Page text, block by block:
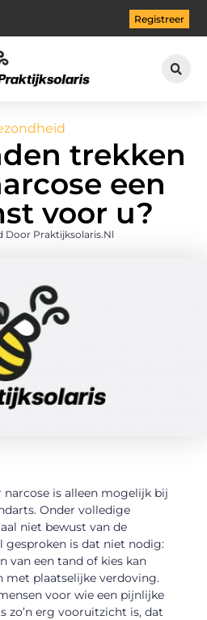
Registreer
trekken
een
voor u?
Door Praktijksolaris.nl
narcose is alleen mogelijk bij
Onder volledige
niet bewust van de
gesproken is dat niet nodig:
van een tand of kies kan
met plaatselijke verdoving.
voor wie een pijnlijke
zo’n erg vooruitzicht is, dat